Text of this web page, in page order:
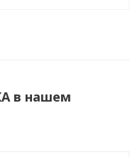
в нашем